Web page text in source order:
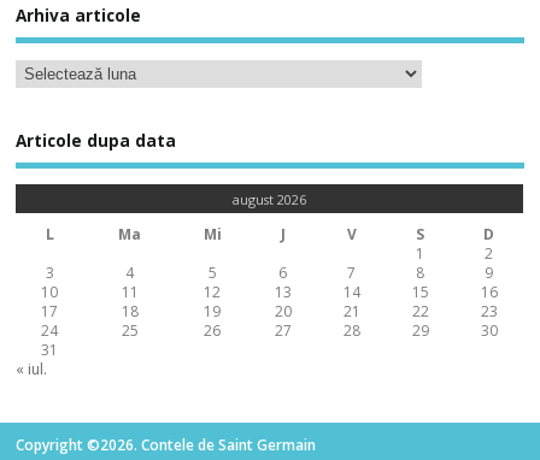
Arhiva articole
Articole dupa data
august 2026
L Ma Mi J V S
D
1
2
3
4 5 6 7 8
9
10
11 12 13 14 15
16
17
18 19 20 21 22
23
24
25 26 27 28 29
30
31
« iul.
Copyright ©2026. Contele de Saint Germain